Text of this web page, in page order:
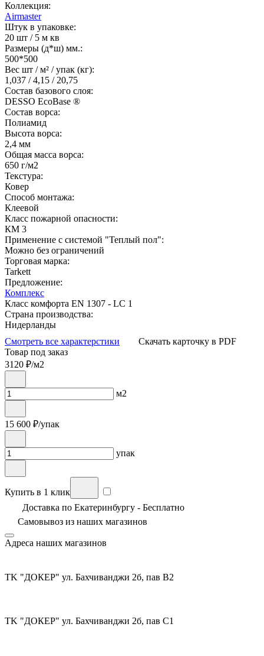
Коллекция:
Airmaster
Штук в упаковке:
20 шт / 5 м кв
Размеры (д*ш) мм.:
500*500
Вес шт / м² / упак (кг):
1,037 / 4,15 / 20,75
Состав базового слоя:
DESSO EcoBase ®
Состав ворса:
Полиамид
Высота ворса:
2,4 мм
Общая масса ворса:
650 г/м2
Текстура:
Ковер
Способ монтажа:
Клеевой
Класс пожарной опасности:
КМ 3
Применение с системой "Теплый пол":
Можно без ограничений
Торговая марка:
Tarkett
Предложение:
Комплекс
Класс комфорта EN 1307 - LC 1
Страна производства:
Нидерланды
Смотреть все характерстики
Скачать карточку в PDF
Товар под заказ
3120 ₽/м2
м2
15 600 ₽/упак
упак
Купить в 1 клик
Доставка по Екатеринбургу - Бесплатно
Самовывоз из наших магазинов
Адреса наших магазинов
TK "ДОКЕР" ул. Бахчиванджи 2б, пав В2
TK "ДОКЕР" ул. Бахчиванджи 2б, пав С1